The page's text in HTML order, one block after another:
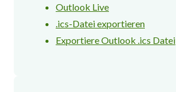
Outlook Live
.ics-Datei exportieren
Exportiere Outlook .ics Datei